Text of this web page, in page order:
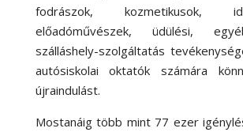
fodrászok, kozmetikusok,
előadóművészek, üdülési,
szálláshely-szolgáltatás
autósiskolai oktatók számára
újraindulást.
Mostanáig több mint 77 ezer